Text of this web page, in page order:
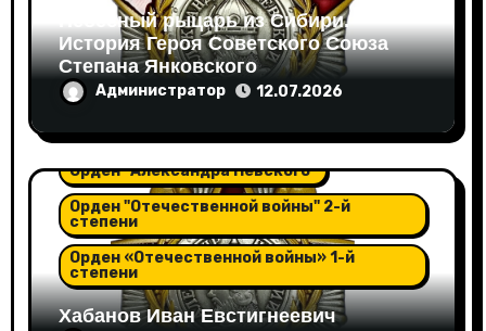
Небесный рыцарь из Сибири.
История Героя Советского Союза
Степана Янковского
Администратор 12.07.2026
Орден "Александра Невского"
Орден "Отечественной войны" 2-й
степени
Орден «Отечественной войны» 1-й
степени
Хабанов Иван Евстигнеевич